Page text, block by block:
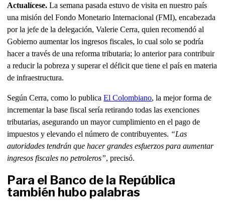
Actualícese.La semana pasada estuvo de visita en nuestro país
una misión del Fondo Monetario Internacional (FMI), encabezada
por la jefe de la delegación, Valerie Cerra, quien recomendó al
Gobierno aumentar los ingresos fiscales, lo cual solo se podría
hacer a través de una reforma tributaria; lo anterior para contribuir
a reducir la pobreza y superar el déficit que tiene el país en materia
de infraestructura.
Según Cerra, como lo publicaEl Colombiano, la mejor forma de
incrementar la base fiscal sería retirando todas las exenciones
tributarias, asegurando un mayor cumplimiento en el pago de
impuestos y elevando el número de contribuyentes. “Las
autoridades tendrán que hacer grandes esfuerzos para aumentar
ingresos fiscales no petroleros”, precisó.
Para el Banco de la República
también hubo palabras